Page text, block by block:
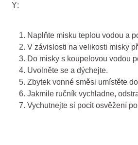
Y:
Naplňte misku teplou vodou a
V závislosti na velikosti misky
Do misky s koupelovou vodou
Uvolněte se a dýchejte.
Zbytek vonné směsi umístěte
Jakmile ručník vychladne,
Vychutnejte si pocit osvěžení